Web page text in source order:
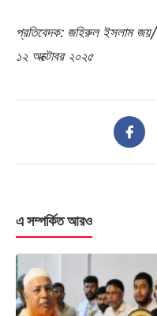
প্রতিবেদক: জহিরুল ইসলাম জয়/
১২ অক্টোবর ২০২৫
এ সম্পর্কিত আরও